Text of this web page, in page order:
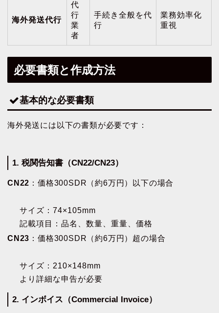
海外発送代行
代
行
業
者
手続き全般を代
行
業務効率化
重視
必要書類と作成方法
基本的な必要書類
海外発送には以下の書類が必要です：
1. 税関告知書（CN22/CN23）
CN22 ：価格300SDR（約6万円）以下の場合
サイズ：74×105mm
記載項目：品名、数量、重量、価格
CN23 ：価格300SDR（約6万円）超の場合
サイズ：210×148mm
より詳細な申告が必要
2. インボイス（Commercial Invoice）